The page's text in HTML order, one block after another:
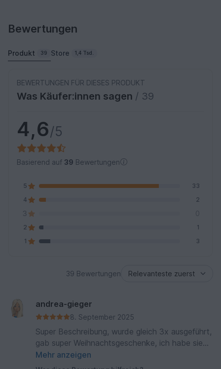
Bewertungen
Produkt 39 Store 1,4 Tsd.
BEWERTUNGEN FÜR DIESES PRODUKT
Was Käufer:innen sagen / 39
4,6/5
Basierend auf 39 Bewertungen
5
33
4
2
3 0
2
1
1
3
39 Bewertungen
andrea-gieger
8. September 2025
Super Beschreibung, wurde gleich 3x ausgeführt,
gab super Weihnachtsgeschenke, ich habe sie
mit Alpakawolle gearbeitet
Mehr anzeigen